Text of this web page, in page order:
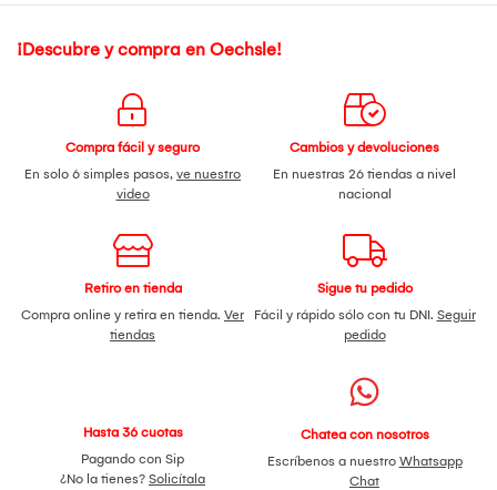
¡Descubre y compra en Oechsle!
Compra fácil y seguro
En solo 6 simples pasos, ve nuestro
video
Cambios y devoluciones
En nuestras 26 tiendas a nivel
nacional
Retiro en tienda
Compra online y retira en tienda. Ver
tiendas
Sigue tu pedido
Fácil y rápido sólo con tu DNI. Seguir
pedido
Hasta 36 cuotas
Pagando con Sip
¿No la tienes? Solicítala
Chatea con nosotros
Escríbenos a nuestro Whatsapp
Chat